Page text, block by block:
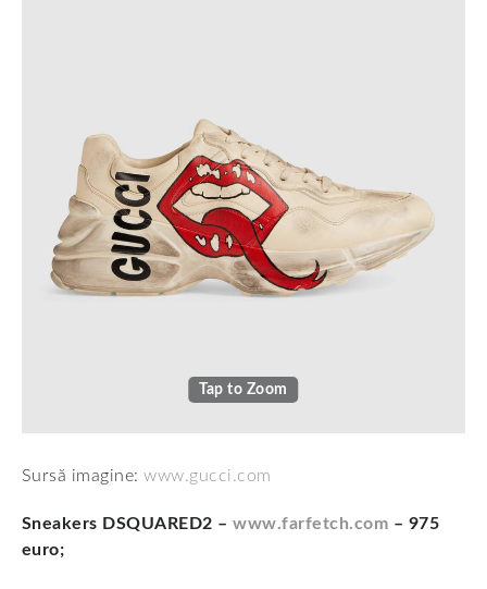
Tap to Zoom
Sursă imagine:www.gucci.com
Sneakers DSQUARED2 –www.farfetch.com – 975
euro;